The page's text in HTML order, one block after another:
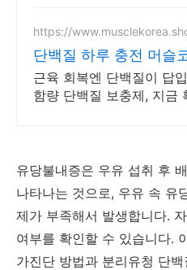
https://
단백질 하루 충전 머슬
근육 회복엔 단백질이 답
함량 단백질 보충제, 지금
유당불내증은 우유 섭취 후
나타나는 것으로, 우유 속 유
제가 부족해서 발생합니다.
여부를 확인할 수 있습니다.
가진단 방법과 분리유청 단